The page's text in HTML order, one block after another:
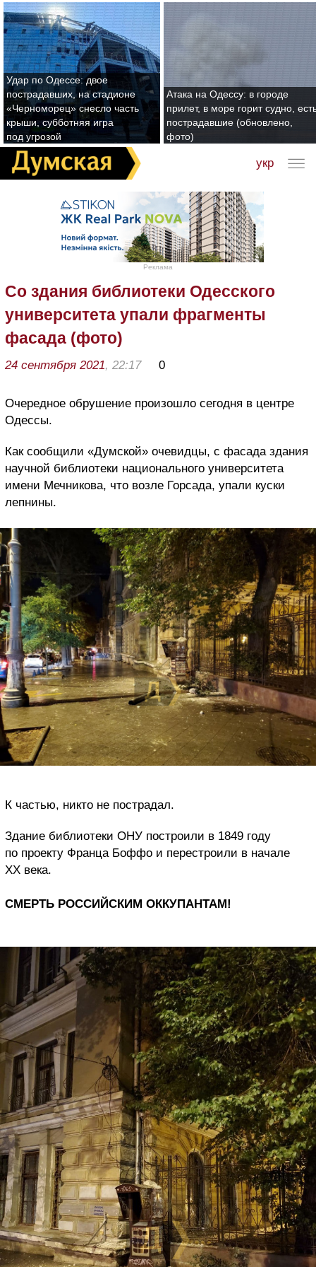
Удар по Одессе: двое
пострадавших, на стадионе
«Черноморец» снесло часть
крыши, субботняя игра
под угрозой
Атака на Одессу: в городе
прилет, в море горит судно,
пострадавшие (обновлено,
фото)
укр
Реклама
Со здания библиотеки Одесского
университета упали фрагменты
фасада (фото)
24 сентября 2021, 22:17 0
Очередное обрушение произошло сегодня в центре
Одессы.
Как сообщили «Думской» очевидцы, с фасада здания
научной библиотеки национального университета
имени Мечникова, что возле Горсада, упали куски
лепнины.
К частью, никто не пострадал.
Здание библиотеки ОНУ построили в 1849 году
по проекту Франца Боффо и перестроили в начале
XX века.
СМЕРТЬ РОССИЙСКИМ ОККУПАНТАМ!